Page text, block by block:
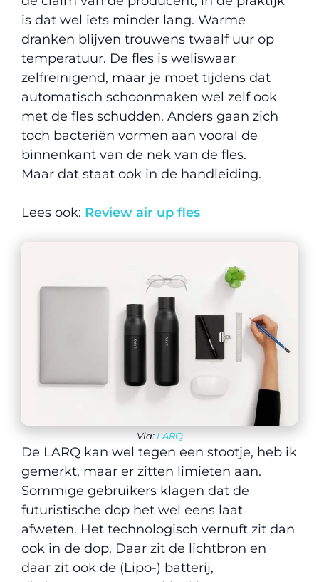
is dat wel iets minder lang. Warme
dranken blijven trouwens twaalf uur op
temperatuur. De fles is weliswaar
zelfreinigend, maar je moet tijdens dat
automatisch schoonmaken wel zelf ook
met de fles schudden. Anders gaan zich
toch bacteriën vormen aan vooral de
binnenkant van de nek van de fles.
Maar dat staat ook in de handleiding.
Lees ook: Review air up fles
Via: LARQ
De LARQ kan wel tegen een stootje, heb ik
gemerkt, maar er zitten limieten aan.
Sommige gebruikers klagen dat de
futuristische dop het wel eens laat
afweten. Het technologisch vernuft zit dan
ook in de dop. Daar zit de lichtbron en
daar zit ook de (Lipo-) batterij,